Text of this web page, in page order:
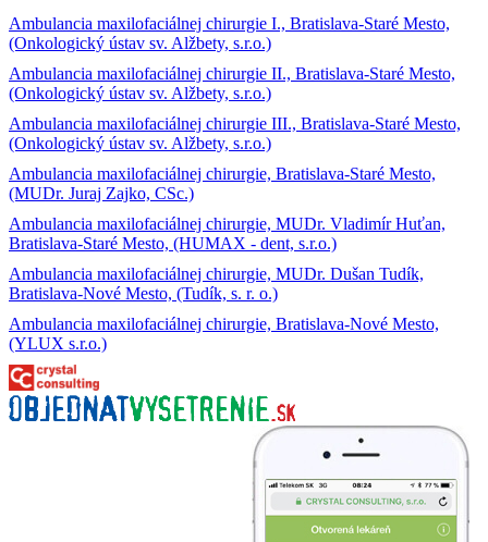
Ambulancia maxilofaciálnej chirurgie I., Bratislava-Staré Mesto,
(Onkologický ústav sv. Alžbety, s.r.o.)
Ambulancia maxilofaciálnej chirurgie II., Bratislava-Staré Mesto,
(Onkologický ústav sv. Alžbety, s.r.o.)
Ambulancia maxilofaciálnej chirurgie III., Bratislava-Staré Mesto,
(Onkologický ústav sv. Alžbety, s.r.o.)
Ambulancia maxilofaciálnej chirurgie, Bratislava-Staré Mesto,
(MUDr. Juraj Zajko, CSc.)
Ambulancia maxilofaciálnej chirurgie, MUDr. Vladimír Huťan,
Bratislava-Staré Mesto, (HUMAX - dent, s.r.o.)
Ambulancia maxilofaciálnej chirurgie, MUDr. Dušan Tudík,
Bratislava-Nové Mesto, (Tudík, s. r. o.)
Ambulancia maxilofaciálnej chirurgie, Bratislava-Nové Mesto,
(YLUX s.r.o.)